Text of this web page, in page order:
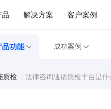
品 解决方案 客户案例
品功能 成功案例
质检 法律咨询通话质检平台是